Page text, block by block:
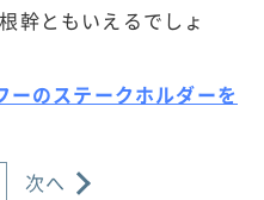
幹ともいえるでしょ
のステークホルダーを
次へ